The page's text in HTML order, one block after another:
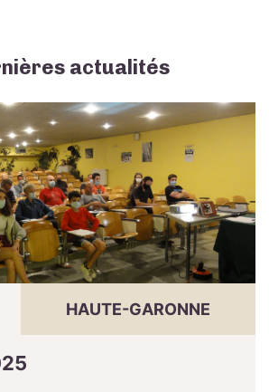
actualités
HAUTE-GARONNE